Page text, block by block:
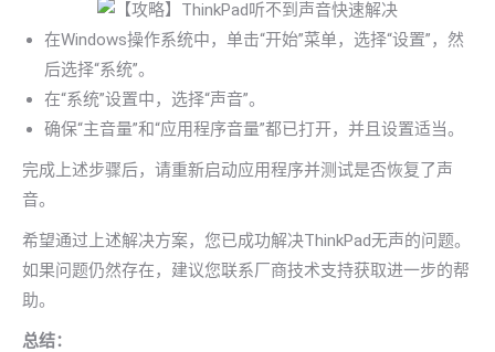
在Windows操作系统中，单击“开始”菜单，选择“设置”，然
后选择“系统”。
在“系统”设置中，选择“声音”。
确保“主音量”和“应用程序音量”都已打开，并且设置适当。
完成上述步骤后，请重新启动应用程序并测试是否恢复了声
音。
希望通过上述解决方案，您已成功解决ThinkPad无声的问题。
如果问题仍然存在，建议您联系厂商技术支持获取进一步的帮
助。
总结：